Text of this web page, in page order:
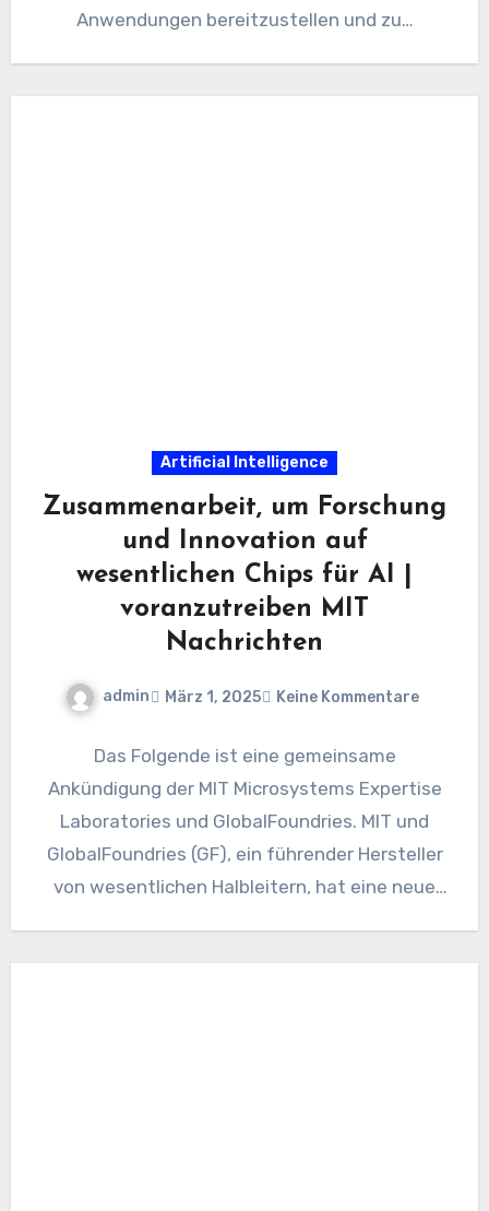
Anwendungen bereitzustellen und zu…
Artificial Intelligence
Zusammenarbeit, um Forschung
und Innovation auf
wesentlichen Chips für AI |
voranzutreiben MIT
Nachrichten
admin März 1, 2025 Keine Kommentare
Das Folgende ist eine gemeinsame
Ankündigung der MIT Microsystems Expertise
Laboratories und GlobalFoundries. MIT und
GlobalFoundries (GF), ein führender Hersteller
von wesentlichen Halbleitern, hat eine neue